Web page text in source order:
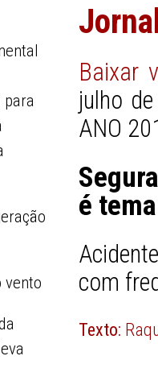
para
vento
Baixar
julho
ANO
é
com
Texto: